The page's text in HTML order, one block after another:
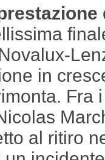
in
Fra
al ritiro